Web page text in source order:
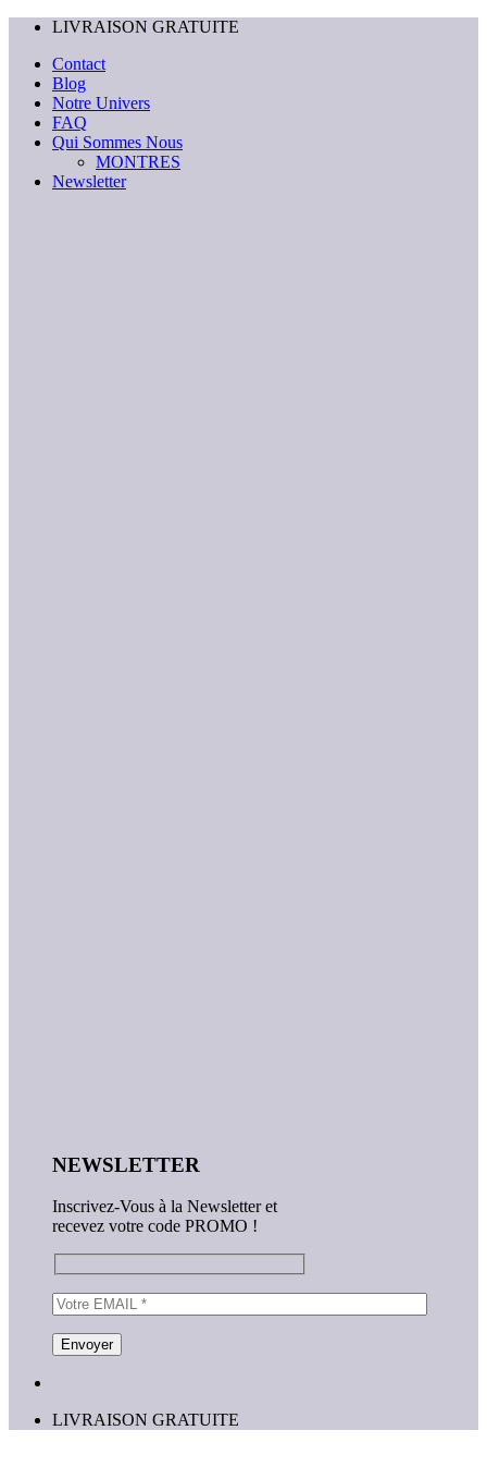
Passer
contenu
LIVRAISON GRATUITE
Contact
Blog
Notre Univers
FAQ
Qui Sommes Nous
MONTRES
Newsletter
NEWSLETTER
Inscrivez-Vous à la Newsletter et
recevez votre code PROMO !
LIVRAISON GRATUITE